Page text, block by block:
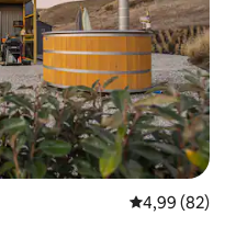
4,99 ud af 5 i
4,99 (82)